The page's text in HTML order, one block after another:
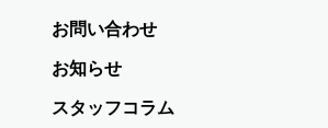
お問い合わせ
お知らせ
スタッフコラム